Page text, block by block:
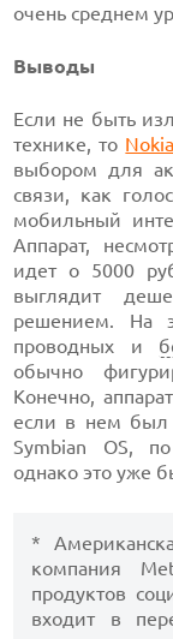
очень среднем
Выводы
Если не быть
технике, то
выбором для
связи, как
мобильный
Аппарат,
идет о 5000
выглядит
решением. На
проводных и
обычно
Конечно,
если в нем был
Symbian OS,
однако это уже
*
компания
продуктов
входит в